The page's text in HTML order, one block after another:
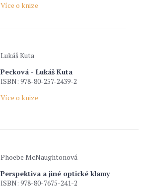
Více o knize
Lukáš Kuta
Pecková - Lukáš Kuta
ISBN: 978-80-257-2439-2
Více o knize
Phoebe McNaughtonová
Perspektiva a jiné optické klamy
ISBN: 978-80-7675-241-2